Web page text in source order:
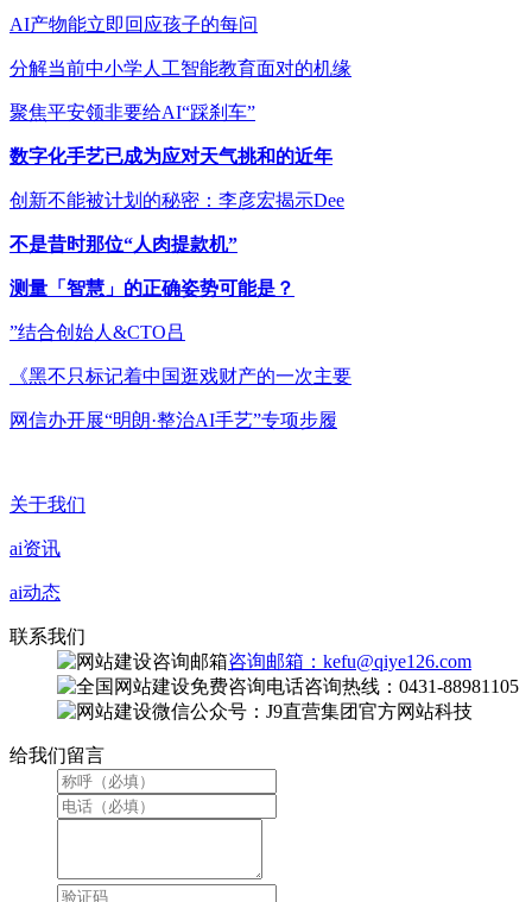
AI产物能立即回应孩子的每问
分解当前中小学人工智能教育面对的机缘
聚焦平安领非要给AI“踩刹车”
数字化手艺已成为应对天气挑和的近年
创新不能被计划的秘密：李彦宏揭示Dee
不是昔时那位“人肉提款机”
测量「智慧」的正确姿势可能是？
”结合创始人&CTO吕
《黑不只标记着中国逛戏财产的一次主要
网信办开展“明朗·整治AI手艺”专项步履
关于我们
ai资讯
ai动态
联系我们
咨询邮箱：kefu@qiye126.com
咨询热线：0431-88981105
微信公众号：J9直营集团官方网站科技
给我们留言